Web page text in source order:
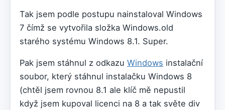
Tak jsem podle postupu nainstaloval Windows
7 čímž se vytvořila složka Windows.old
starého systému Windows 8.1. Super.
Pak jsem stáhnul z odkazu Windows instalační
soubor, který stáhnul instalačku Windows 8
(chtěl jsem rovnou 8.1 ale klíč mě nepustil
když jsem kupoval licenci na 8 a tak světe div